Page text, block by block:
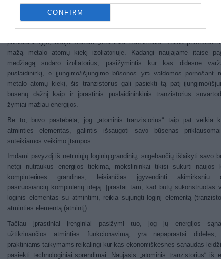
CONFIRM
kompiuterius ir kitą elektroninę įrangą. Tikimasi, jog šis mokslininkų
suteiks pastebimą postūmį siekiant įgyvendinant numatytus tikslus.
puslaidininkyje, naujai sukurti „atominiai tranzistoriai“ veikia
mažą metalo atomų kiekį izoliatoriuje. Kadangi naujajame įtaise
medžiagą sudaro izoliatorius, pasižymintis kur kas didesne
puslaidininkį, o įjungimo/išjungimo būsenos yra valdomos pernešant
metalo atomų kiekį, šis tranzistorius gali pasiekti tą patį įjungimo/
būsenų dažnį kaip ir įprastinis puslaidininkinis tranzistorius
žymiai mažiau energijos.
Be to, buvo pastebėta, jog „atominis tranzistorius“ taip pat veikia
atminties elementas, galintis išsaugoti savo būsenas
suteikiamos veikimo įtampos.
Imdami pavyzdį iš netriniųjų loginių grandinių, sugebančių išlaikyti savo
netgi nutraukus energijos tiekimą, mokslininkai tikisi sukurti naujos
kompiuterines grandines, leisiančias įgyvendinti akimirksniu
pasiruošiančių kompiuterių idėją. Įprastai tam, kad būtų sukonstruotas
loginis elementas su atmintimi, reikia sujungti loginį elementą
atminties elementą (atmintį).
Tačiau įprastiniai įrenginiai pasižymi tuo, jog jų energijos
užtikrinančios atminties funkcionavimą, yra nepaprastai didelės,
praktiniams taikymams reikalingi kur kas ekonomiškesnes sąnaudas
pasiekti technologiniai sprendimai. Naujasis „atominis tranzistorius“ iš